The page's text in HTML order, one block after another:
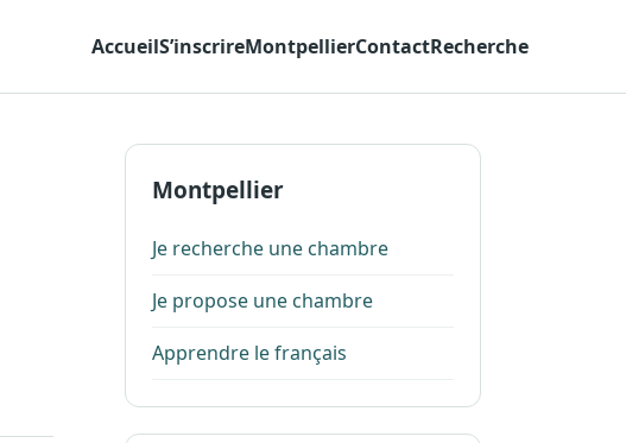
AccueilS’inscrireMontpellierContactRecherche
Montpellier
Je recherche une chambre
Je propose une chambre
Apprendre le français